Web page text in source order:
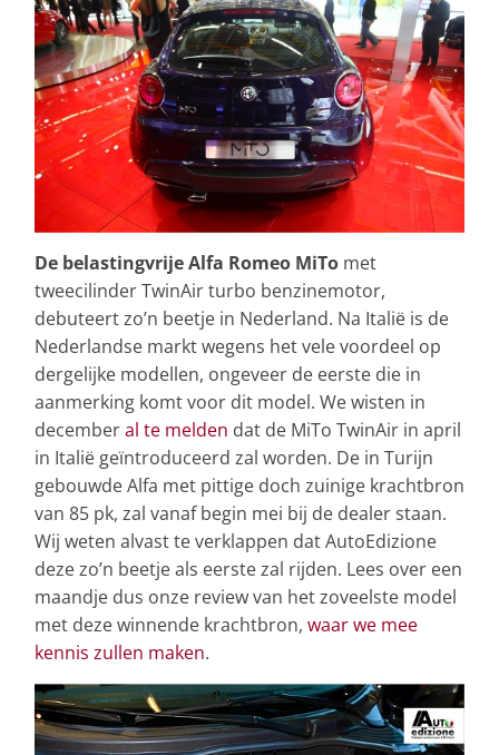
De belastingvrije Alfa Romeo MiTo met
tweecilinder TwinAir turbo benzinemotor,
debuteert zo’n beetje in Nederland. Na Italië is de
Nederlandse markt wegens het vele voordeel op
dergelijke modellen, ongeveer de eerste die in
aanmerking komt voor dit model. We wisten in
decemberal te melden dat de MiTo TwinAir in april
in Italië geïntroduceerd zal worden. De in Turijn
gebouwde Alfa met pittige doch zuinige krachtbron
van 85 pk, zal vanaf begin mei bij de dealer staan.
Wij weten alvast te verklappen dat AutoEdizione
deze zo’n beetje als eerste zal rijden. Lees over een
maandje dus onze review van het zoveelste model
met deze winnende krachtbron, waar we mee
kennis zullen maken.